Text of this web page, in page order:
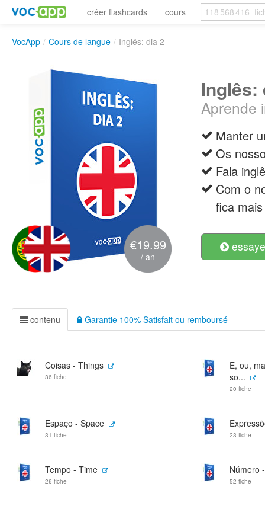
créer flashcards cours
VocApp / Cours de langue / Inglês: dia 2
€19.99
/ an
Inglês:
Aprende
Manter
Os
Fala
Com o
fica
contenu Garantie 100% Satisfait ou remboursé
Coisas - Things
36 fiche
E, ou,
so...
20 fiche
Espaço - Space
31 fiche 23 fiche
Tempo - Time
26 fiche
Número
52 fiche